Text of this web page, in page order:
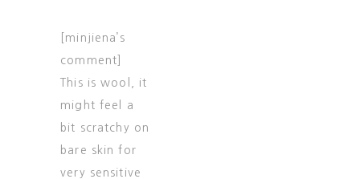
[minjiena’s
comment]
This is wool, it
might feel a
bit scratchy on
bare skin for
very sensitive